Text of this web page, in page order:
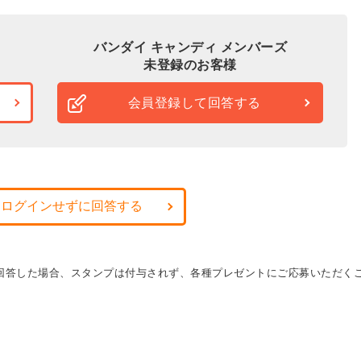
バンダイ キャンディ メンバーズ
未登録のお客様
会員登録して回答する
グインせずに回答する
した場合、スタンプは付与されず、各種プレゼントにご応募いただく